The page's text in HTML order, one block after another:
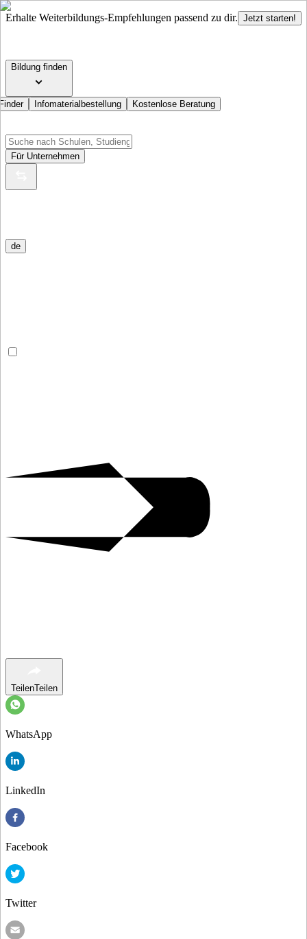
Erhalte Weiterbildungs-Empfehlungen passend zu dir. Jetzt starten!
Bildung finden
Infomaterialbestellung Kostenlose Beratung
Für Unternehmen
de
TeilenTeilen
WhatsApp
LinkedIn
Facebook
Twitter